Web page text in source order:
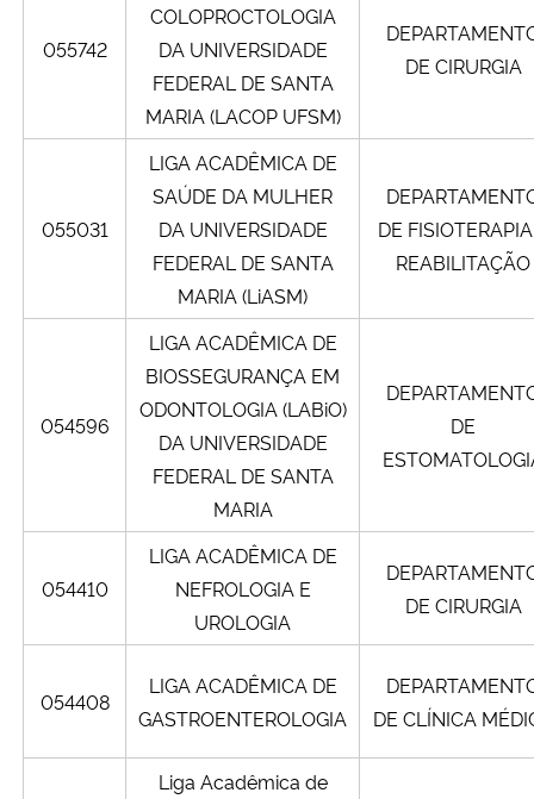
055742
COLOPROCTOLOGIA
DA UNIVERSIDADE
FEDERAL DE SANTA
MARIA (LACOP UFSM)
DE CIRURGIA
055031
LIGA ACADÊMICA DE
SAÚDE DA MULHER
DA UNIVERSIDADE
FEDERAL DE SANTA
MARIA (LiASM)
DE
REABILITAÇÃO
054596
LIGA ACADÊMICA DE
BIOSSEGURANÇA EM
ODONTOLOGIA (LABiO)
DA UNIVERSIDADE
FEDERAL DE SANTA
MARIA
DE
054410
LIGA ACADÊMICA DE
NEFROLOGIA E
UROLOGIA
DE CIRURGIA
054408
LIGA ACADÊMICA DE
GASTROENTEROLOGIA
DE CLÍNICA
Liga Acadêmica de